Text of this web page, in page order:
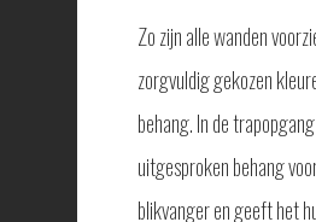
Zo zijn alle wanden
zorgvuldig gekozen
behang. In de
uitgesproken behang
blikvanger en geeft het